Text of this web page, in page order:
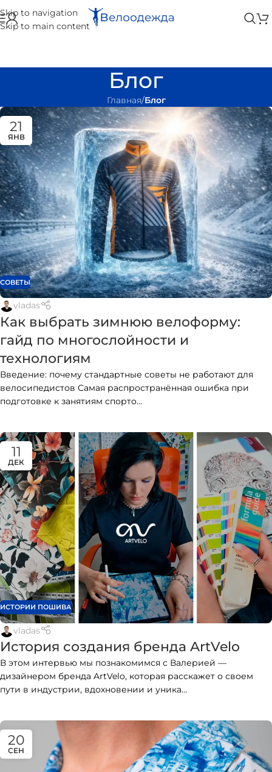
Skip to navigation
Skip to main content
Блог
Главная/Блог
21
ЯНВ
СОВЕТЫ
vladas
Как выбрать зимнюю велоформу:
гайд по многослойности и
технологиям
Введение: почему стандартные советы не работают для
велосипедистов Самая распространённая ошибка при
подготовке к занятиям спорто...
11
ДЕК
ИСТОРИИ ПОШИВА
vladas
История создания бренда ArtVelo
В этом интервью мы познакомимся с Валерией —
дизайнером бренда ArtVelo, которая расскажет о своем
пути в индустрии, вдохновении и уника...
20
СЕН